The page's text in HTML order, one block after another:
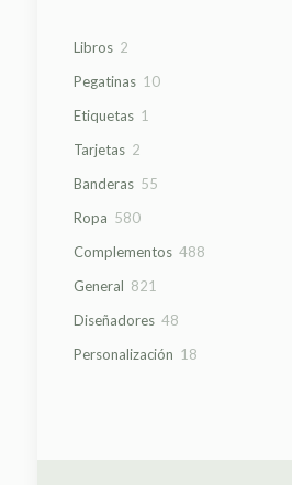
Libros 22
Pegatinas 1010
Etiquetas 1
Tarjetas 22
Banderas 5555
Ropa 580580
Complementos 488488
General 821
Diseñadores 4848
Personalización 1818